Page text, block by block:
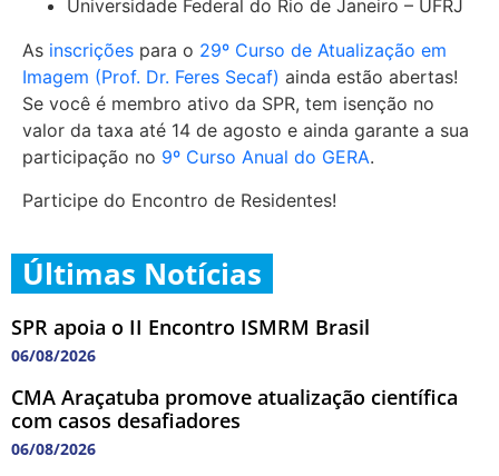
Universidade Federal do Rio de Janeiro – UFRJ
As inscrições para o 29º Curso de Atualização em
Imagem (Prof. Dr. Feres Secaf) ainda estão abertas!
Se você é membro ativo da SPR, tem isenção no
valor da taxa até 14 de agosto e ainda garante a sua
participação no 9º Curso Anual do GERA.
Participe do Encontro de Residentes!
Últimas Notícias
SPR apoia o II Encontro ISMRM Brasil
06/08/2026
CMA Araçatuba promove atualização científica
com casos desafiadores
06/08/2026